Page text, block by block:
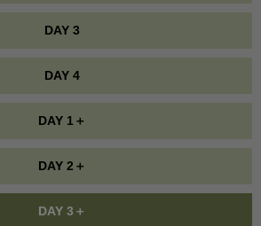
DAY 3
DAY 4
DAY 1＋
DAY 2＋
DAY 3＋